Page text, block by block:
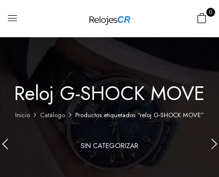
0
Reloj G-SHOCK MOVE
Inicio Catálogo Productos etiquetados “reloj G-SHOCK MOVE”
SIN CATEGORIZAR